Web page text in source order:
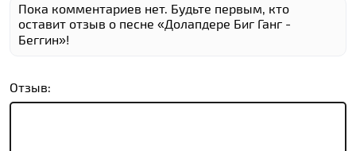
Пока комментариев нет. Будьте первым, кто
оставит отзыв о песне «Долапдере Биг Ганг -
Беггин»!
Отзыв: